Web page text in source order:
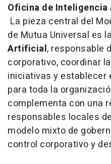
Oficina de
La pieza central del
de Mutua Universal es la
Artificial, responsable
corporativo, coordinar
iniciativas y establecer
para toda la
complementa con una
responsables locales
modelo mixto de
control corporativo y